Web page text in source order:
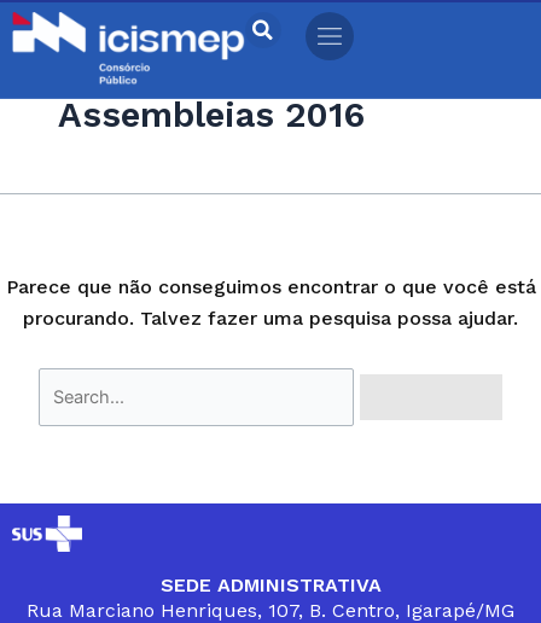
Ir
para
conteúdoAssembleias 2016
Parece que não conseguimos encontrar o que você está
procurando. Talvez fazer uma pesquisa possa ajudar.
Pesquisar
por:
SEDE ADMINISTRATIVA
Rua Marciano Henriques, 107, B. Centro, Igarapé/MG